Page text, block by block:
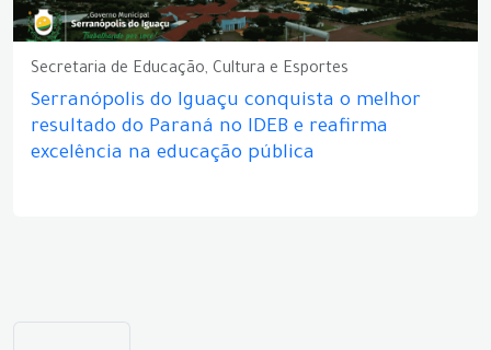
Secretaria de Educação, Cultura e Esportes
Serranópolis do Iguaçu conquista o melhor
resultado do Paraná no IDEB e reafirma
excelência na educação pública